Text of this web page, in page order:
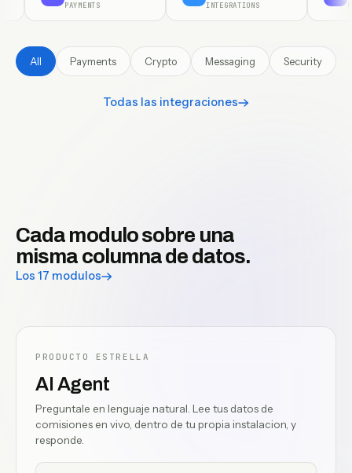
PAYMENTS INTEGRATIONS
All Payments Crypto Messaging Security
Todas las integraciones
Cada modulo sobre una
misma columna de datos.
Los 17 modulos
PRODUCTO ESTRELLA
AI Agent
Preguntale en lenguaje natural. Lee tus datos de
comisiones en vivo, dentro de tu propia instalacion, y
responde.